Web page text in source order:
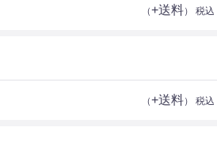
（+送料） 税込
（+送料） 税込